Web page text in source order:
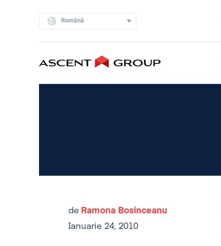
Română
de Ramona Bosinceanu
Ianuarie 24, 2010